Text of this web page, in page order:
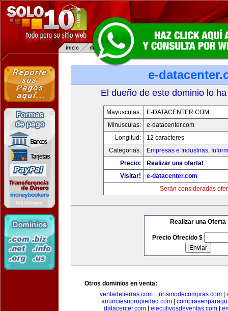
e-
El dueño de este dominio lo
Mayusculas:
E-DATACENTER.COM
Minusculas:
e-datacenter.com
Longitud:
12 caracteres
Categorias:
Empresas e Industrias,
Precio:
Realizar una oferta!
Visitar!
e-datacenter.com
Serán consideradas
Realizar una Oferta
Precio Ofrecido $
Otros dominios en venta:
ventadetierras.com
turismodecompras.com
anunciesupropiedad.com|
datacenter.com
ejecutivosdeventas.com